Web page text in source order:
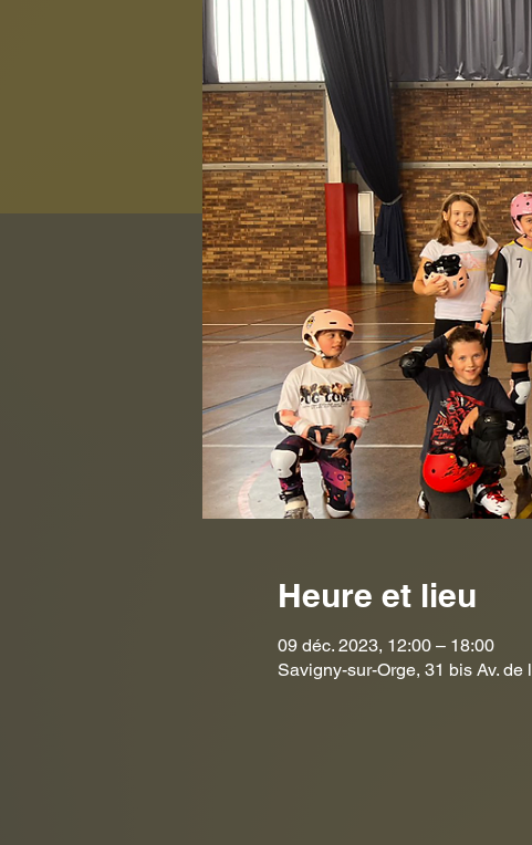
Heure et lieu
09 déc. 2023, 12:00 – 18:00
Savigny-sur-Orge, 31 bis Av.